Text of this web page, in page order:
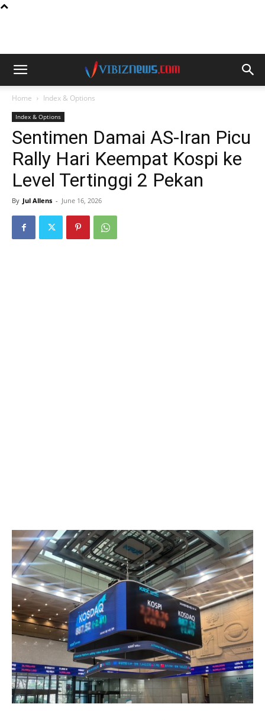
Home Index & Options
Index & Options
Sentimen Damai AS-Iran Picu
Rally Hari Keempat Kospi ke
Level Tertinggi 2 Pekan
By Jul Allens - June 16, 2026